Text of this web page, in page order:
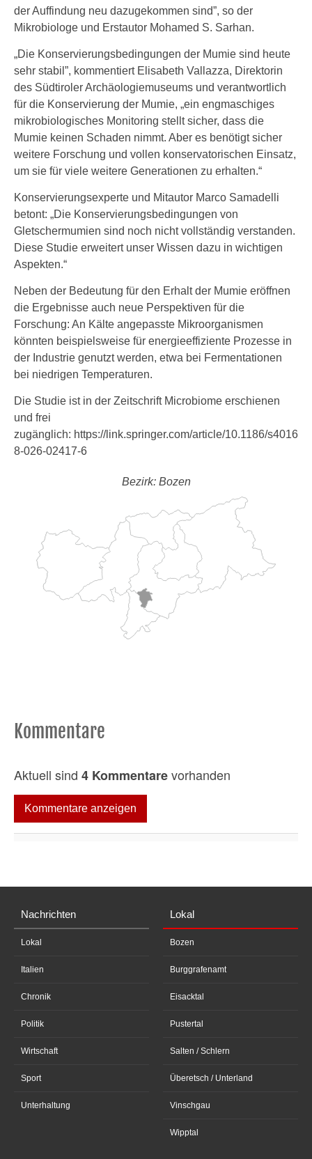
der Auffindung neu dazugekommen sind”, so der
Mikrobiologe und Erstautor Mohamed S. Sarhan.
„Die Konservierungsbedingungen der Mumie sind heute
sehr stabil”, kommentiert Elisabeth Vallazza, Direktorin
des Südtiroler Archäologiemuseums und verantwortlich
für die Konservierung der Mumie, „ein engmaschiges
mikrobiologisches Monitoring stellt sicher, dass die
Mumie keinen Schaden nimmt. Aber es benötigt sicher
weitere Forschung und vollen konservatorischen Einsatz,
um sie für viele weitere Generationen zu erhalten.“
Konservierungsexperte und Mitautor Marco Samadelli
betont: „Die Konservierungsbedingungen von
Gletschermumien sind noch nicht vollständig verstanden.
Diese Studie erweitert unser Wissen dazu in wichtigen
Aspekten.“
Neben der Bedeutung für den Erhalt der Mumie eröffnen
die Ergebnisse auch neue Perspektiven für die
Forschung: An Kälte angepasste Mikroorganismen
könnten beispielsweise für energieeffiziente Prozesse in
der Industrie genutzt werden, etwa bei Fermentationen
bei niedrigen Temperaturen.
Die Studie ist in der Zeitschrift Microbiome erschienen
und frei
zugänglich: https://link.springer.com/article/10.1186/s4016
8-026-02417-6
Bezirk: Bozen
Kommentare
Aktuell sind 4 Kommentarevorhanden
Kommentare anzeigen
Nachrichten
Lokal
Italien
Chronik
Politik
Wirtschaft
Sport
Unterhaltung
Lokal
Bozen
Burggrafenamt
Eisacktal
Pustertal
Salten / Schlern
Überetsch / Unterland
Vinschgau
Wipptal